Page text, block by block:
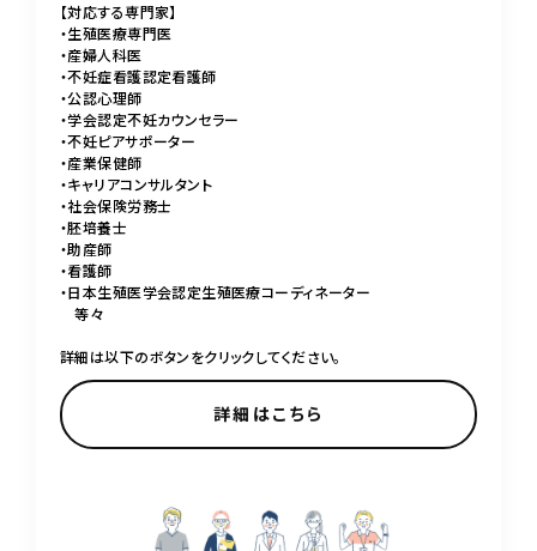
【対応する専門家】
・生殖医療専門医
・産婦人科医
・不妊症看護認定看護師
・公認心理師
・学会認定不妊カウンセラー
・不妊ピアサポーター
・産業保健師
・キャリアコンサルタント
・社会保険労務士
・胚培養士
・助産師
・看護師
・日本生殖医学会認定生殖医療コーディネーター
等々
詳細は以下のボタンをクリックしてください。
詳細はこちら